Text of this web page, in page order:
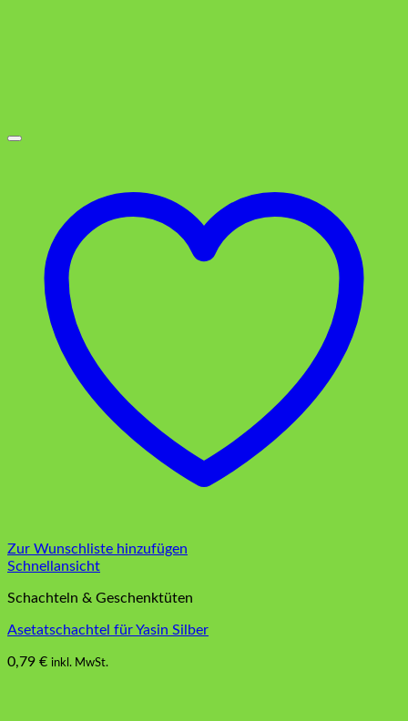
Zur Wunschliste hinzufügen
Schnellansicht
Schachteln & Geschenktüten
Asetatschachtel für Yasin Silber
0,79 € inkl. MwSt.